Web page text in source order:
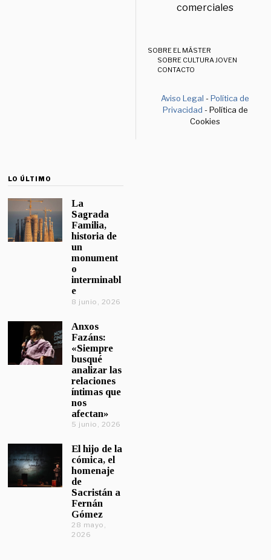
comerciales
SOBRE EL MÁSTER
SOBRE CULTURA JOVEN
CONTACTO
Aviso Legal -Política de
Privacidad - Política de
Cookies
LO ÚLTIMO
La
Sagrada
Familia,
historia de
un
monument
o
interminabl
e
8 junio, 2026
Anxos
Fazáns:
«Siempre
busqué
analizar las
relaciones
íntimas que
nos
afectan»
5 junio, 2026
El hijo de la
cómica, el
homenaje
de
Sacristán a
Fernán
Gómez
28 mayo,
2026